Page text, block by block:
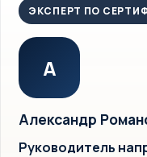
ЭКСПЕРТ ПО
А
Александр
Руководитель